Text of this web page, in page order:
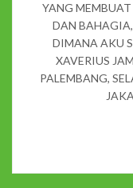
YANG
DAN
DIMANA AKU
XAVERIUS
PALEMBANG,